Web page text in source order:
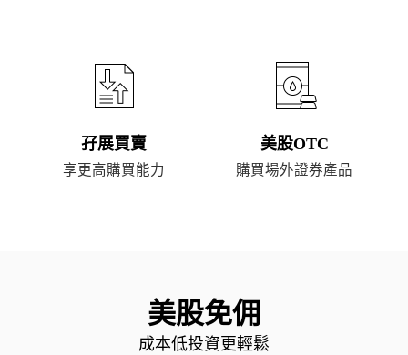
孖展買賣
享更高購買能力
美股OTC
購買場外證券產品
美股免佣
成本低投資更輕鬆